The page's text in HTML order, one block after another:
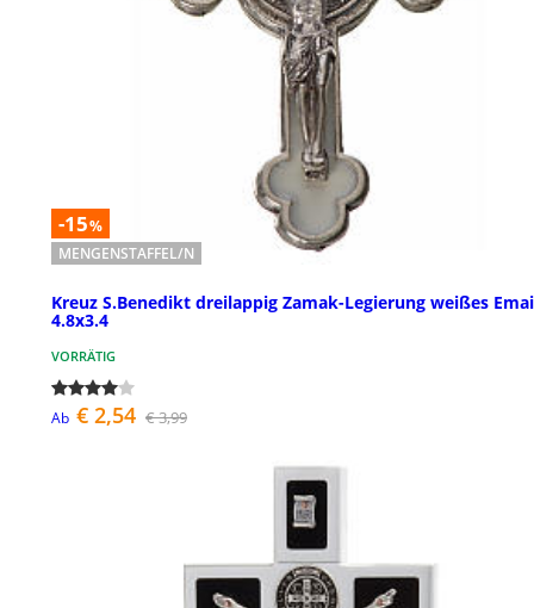
-15%
MENGENSTAFFEL/N
Kreuz S.Benedikt dreilappig Zamak-Legierung weißes
4.8x3.4
VORRÄTIG
Ab € 2,54 € 3,99